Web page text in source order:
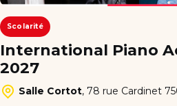
Scolarité
International Piano
2027
Salle Cortot, 78 rue Cardinet